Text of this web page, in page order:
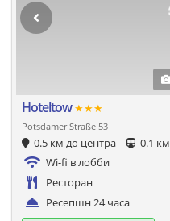
Hoteltow★★★
Potsdamer Straße 53
0.5 км до центра 0.1 км
Wi-fi в лобби
Ресторан
Ресепшн 24 часа